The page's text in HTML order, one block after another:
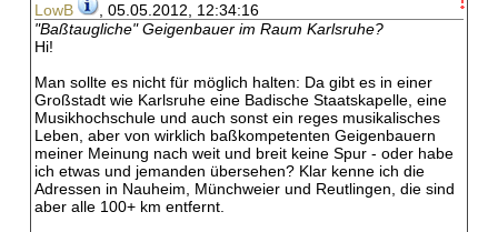
LowB
, 05.05.2012, 12:34:16
"Baßtaugliche" Geigenbauer im Raum Karlsruhe?
Hi!
Man sollte es nicht für möglich halten: Da gibt es in einer
Großstadt wie Karlsruhe eine Badische Staatskapelle, eine
Musikhochschule und auch sonst ein reges musikalisches
Leben, aber von wirklich baßkompetenten Geigenbauern
meiner Meinung nach weit und breit keine Spur - oder habe
ich etwas und jemanden übersehen? Klar kenne ich die
Adressen in Nauheim, Münchweier und Reutlingen, die sind
aber alle 100+ km entfernt.